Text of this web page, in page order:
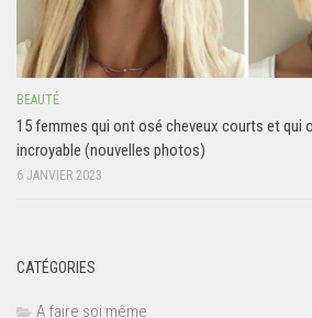
BEAUTÉ
15 femmes qui ont osé cheveux courts et qui
incroyable (nouvelles photos)
6 JANVIER 2023
CATÉGORIES
A faire soi même